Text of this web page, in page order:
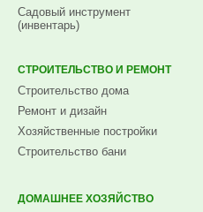
Садовый инструмент
(инвентарь)
СТРОИТЕЛЬСТВО И РЕМОНТ
Строительство дома
Ремонт и дизайн
Хозяйственные постройки
Строительство бани
ДОМАШНЕЕ ХОЗЯЙСТВО